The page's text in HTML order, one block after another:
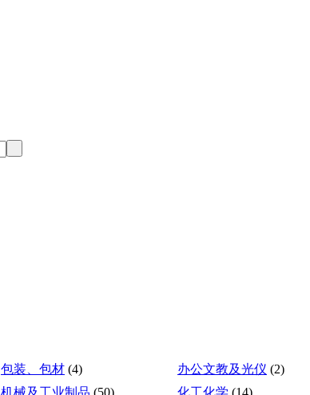
包装、包材 (4) 办公文教及光仪 (2)
机械及工业制品 (50) 化工化学 (14)